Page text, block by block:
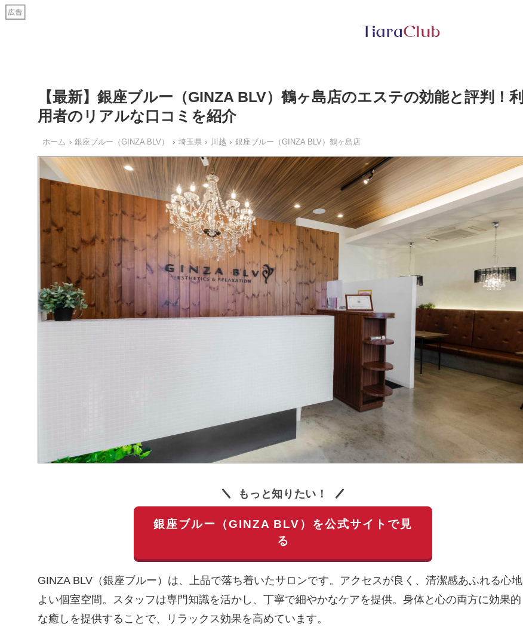
【最新】銀座ブルー（GINZA BLV）鶴ヶ島店のエステの効能と評判！利
用者のリアルな口コミを紹介
ホーム 銀座ブルー（GINZA BLV） 埼玉県 川越 銀座ブルー（GINZA BLV）鶴ヶ島店
もっと知りたい！
銀座ブルー（GINZA BLV）を公式サイトで見
る
GINZA BLV（銀座ブルー）は、上品で落ち着いたサロンです。アクセスが良く、清潔感あふれる心地
よい個室空間。スタッフは専門知識を活かし、丁寧で細やかなケアを提供。身体と心の両方に効果的
な癒しを提供することで、リラックス効果を高めています。